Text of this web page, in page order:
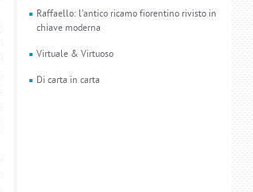
Raffaello: l’antico ricamo fiorentino rivisto in
chiave moderna
Virtuale & Virtuoso
Di carta in carta